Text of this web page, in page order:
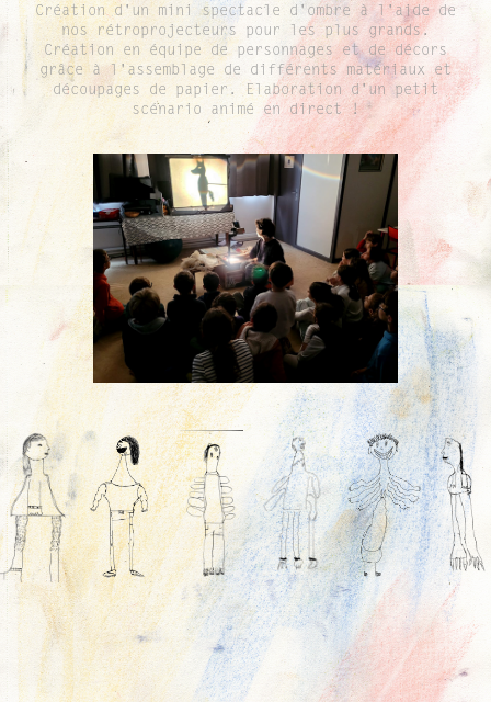
Création d'un mini spectacle d'ombre à l'aide de
nos rétroprojecteurs pour les plus grands.
Création en équipe de personnages et de décors
grâce à l'assemblage de différents matériaux et
découpages de papier. Elaboration d'un petit
scénario animé en direct !